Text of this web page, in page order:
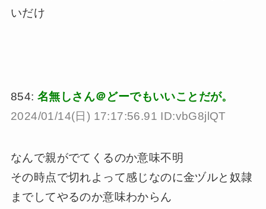
いだけ
854: 名無しさん＠どーでもいいことだが。
2024/01/14(日) 17:17:56.91 ID:vbG8jlQT
なんで親がでてくるのか意味不明
その時点で切れよって感じなのに金ヅルと奴隷
までしてやるのか意味わからん